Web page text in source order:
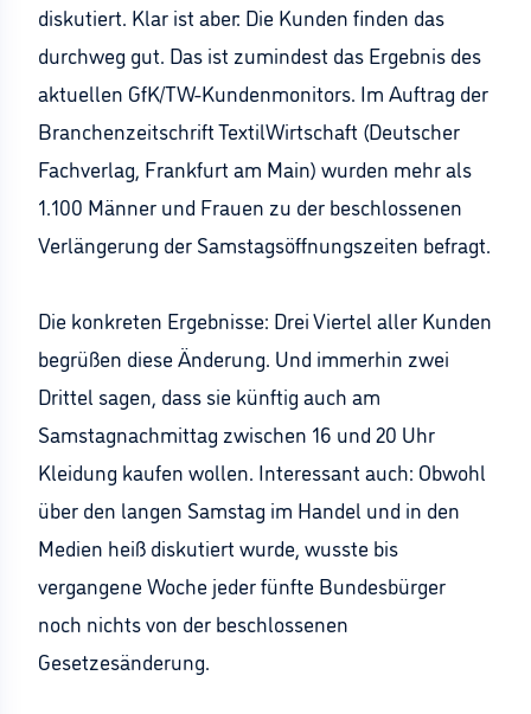
diskutiert. Klar ist aber: Die Kunden finden das
durchweg gut. Das ist zumindest das Ergebnis des
aktuellen GfK/TW-Kundenmonitors. Im Auftrag der
Branchenzeitschrift TextilWirtschaft (Deutscher
Fachverlag, Frankfurt am Main) wurden mehr als
1.100 Männer und Frauen zu der beschlossenen
Verlängerung der Samstagsöffnungszeiten befragt.
Die konkreten Ergebnisse: Drei Viertel aller Kunden
begrüßen diese Änderung. Und immerhin zwei
Drittel sagen, dass sie künftig auch am
Samstagnachmittag zwischen 16 und 20 Uhr
Kleidung kaufen wollen. Interessant auch: Obwohl
über den langen Samstag im Handel und in den
Medien heiß diskutiert wurde, wusste bis
vergangene Woche jeder fünfte Bundesbürger
noch nichts von der beschlossenen
Gesetzesänderung.